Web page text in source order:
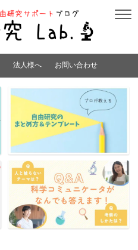
法人様へ お問い合わせ